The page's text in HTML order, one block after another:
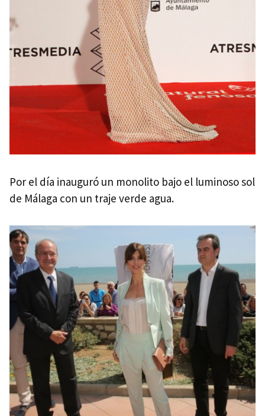
Por el día inauguró un monolito bajo el luminoso sol
de Málaga con un traje verde agua.